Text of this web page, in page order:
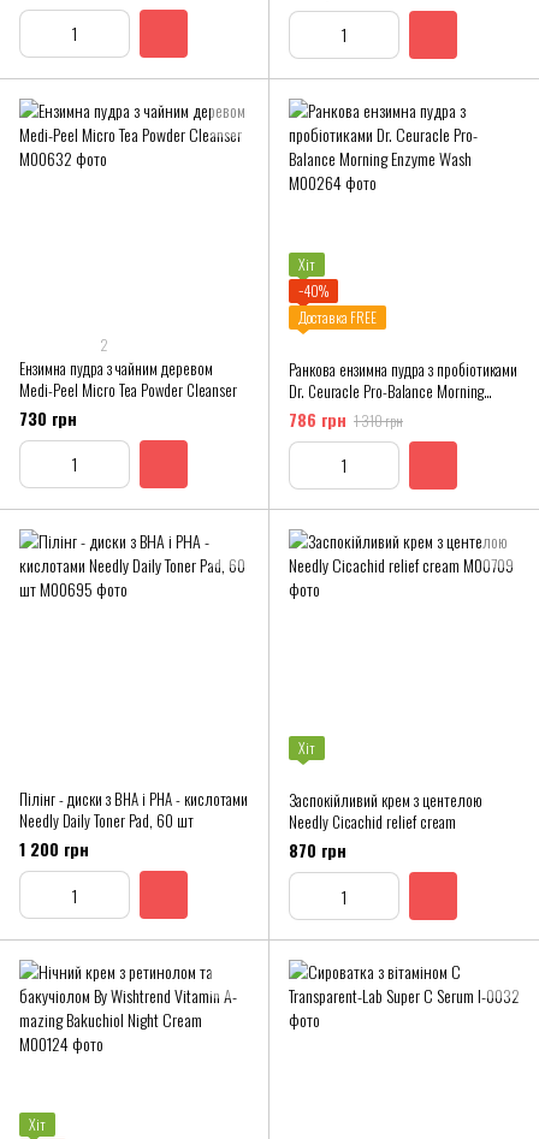
2
Ензимна пудра з чайним деревом
Medi-Peel Micro Tea Powder Cleanser
730 грн
Хіт
−40%
Доставка FREE
Ранкова ензимна пудра з пробіотиками
Dr. Ceuracle Pro-Balance Morning
Enzyme Wash
786 грн 1 310 грн
Пілінг - диски з BHA і PHA - кислотами
Needly Daily Toner Pad, 60 шт
1 200 грн
Хіт
Заспокійливий крем з центелою
Needly Cicachid relief cream
870 грн
Хіт